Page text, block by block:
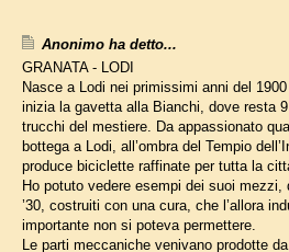
Anonimo ha detto...
GRANATA - LODI
Nasce a Lodi nei primissimi anni del
inizia la gavetta alla Bianchi, dove resta
trucchi del mestiere. Da appassionato
bottega a Lodi, all’ombra del Tempio
produce biciclette raffinate per tutta la
Ho potuto vedere esempi dei suoi mezzi,
’30, costruiti con una cura, che l’allora
importante non si poteva permettere.
Le parti meccaniche venivano prodotte